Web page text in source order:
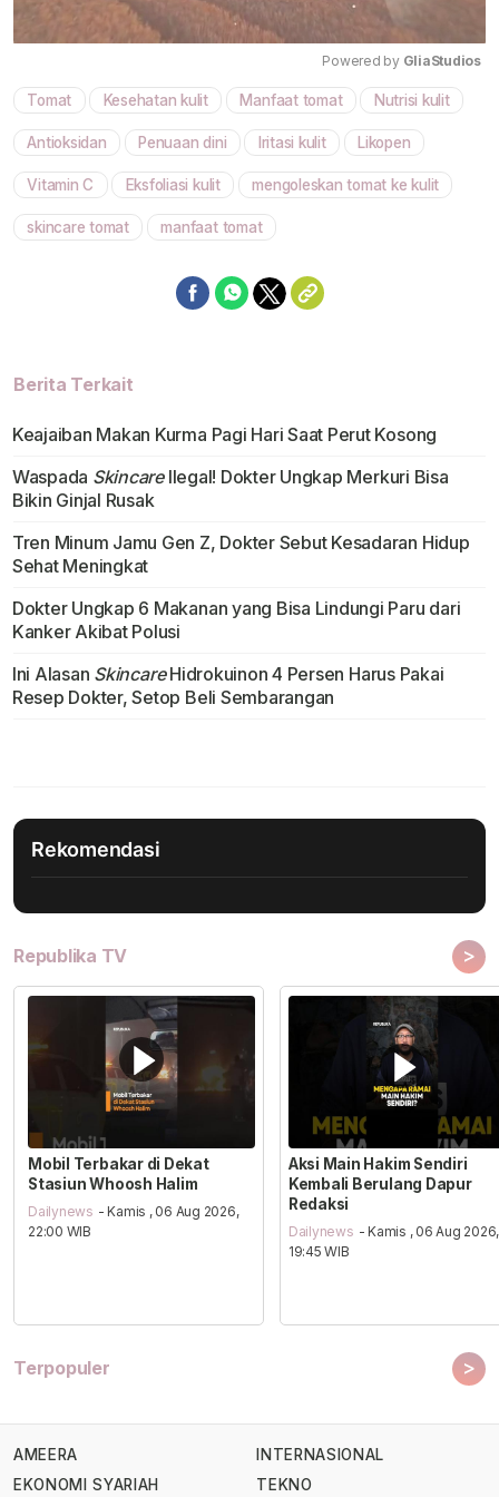
Mute
Powered by GliaStudios
Tomat Kesehatan kulit Manfaat tomat Nutrisi kulit
Antioksidan Penuaan dini Iritasi kulit Likopen
Vitamin C Eksfoliasi kulit mengoleskan tomat ke kulit
skincare tomat manfaat tomat
Berita Terkait
Keajaiban Makan Kurma Pagi Hari Saat Perut Kosong
Waspada SkincareIlegal! Dokter Ungkap Merkuri Bisa
Bikin Ginjal Rusak
Tren Minum Jamu Gen Z, Dokter Sebut Kesadaran Hidup
Sehat Meningkat
Dokter Ungkap 6 Makanan yang Bisa Lindungi Paru dari
Kanker Akibat Polusi
Ini Alasan SkincareHidrokuinon 4 Persen Harus Pakai
Resep Dokter, Setop Beli Sembarangan
Rekomendasi
Republika TV >
Mobil Terbakar di Dekat
Stasiun Whoosh Halim
Dailynews - Kamis , 06 Aug 2026,
22:00 WIB
Aksi Main Hakim Sendiri
Kembali Berulang Dapur
Redaksi
Dailynews - Kamis , 06 Aug 2026,
19:45 WIB
Terpopuler >
AMEERA
EKONOMI SYARIAH
INTERNASIONAL
TEKNO